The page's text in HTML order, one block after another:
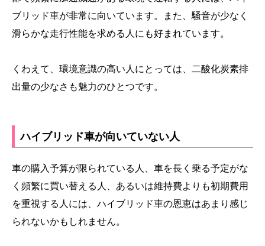
ブリッド車が非常に向いています。また、騒音が少なく
滑らかな走行性能を求める人にも好まれています。
くわえて、環境意識の高い人にとっては、二酸化炭素排
出量の少なさも魅力のひとつです。
ハイブリッド車が向いていない人
車の購入予算が限られている人、車を長く乗る予定がな
く頻繁に買い替える人、あるいは維持費よりも初期費用
を重視する人には、ハイブリッド車の恩恵はあまり感じ
られないかもしれません。